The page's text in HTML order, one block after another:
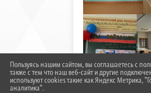
Пользуясь нашим сайтом, вы соглашаетесь с
также с тем что наш веб-сайт и другие
используют cookies такие как Яндекс Метрика,
аналитика".